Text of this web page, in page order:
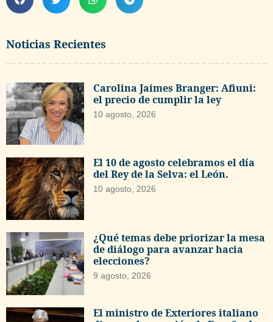
Noticias Recientes
Carolina Jaimes Branger: Afiuni:
el precio de cumplir la ley
10 agosto, 2026
El 10 de agosto celebramos el día
del Rey de la Selva: el León.
10 agosto, 2026
¿Qué temas debe priorizar la mesa
de diálogo para avanzar hacia
elecciones?
9 agosto, 2026
El ministro de Exteriores italiano